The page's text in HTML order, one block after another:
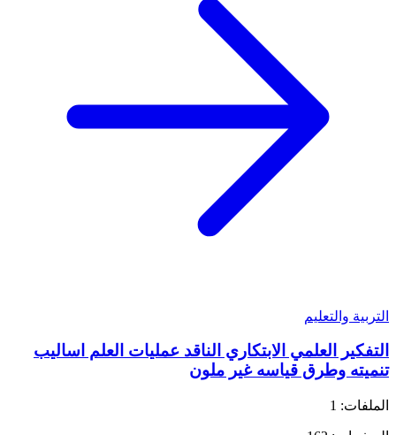
التربية والتعليم
التفكير العلمي الابتكاري الناقد عمليات العلم اساليب
تنميته وطرق قياسه غير ملون
الملفات: 1